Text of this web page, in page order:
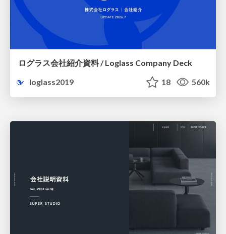
ログラス会社紹介資料 / Loglass Company Deck
loglass2019
18 560k